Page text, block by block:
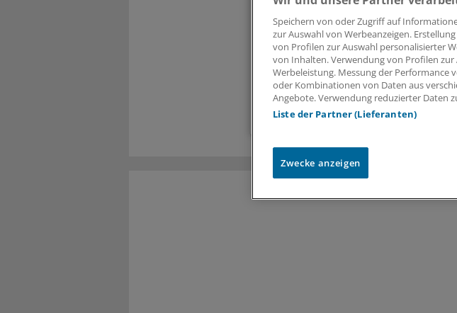
Ihre Vorteile des
MehrAnalysen, Hintergründe
ExklusiveInterviews und
Zugriff auf alle
Speichern von oder Zugriff auf
zur Auswahl von Werbeanzeigen.
von Profilen zur Auswahl personalisierter
von Inhalten. Verwendung von Profilen
Werbeleistung. Messung der Performance
oder Kombinationen von Daten aus
Angebote. Verwendung reduzierter Daten
Liste der Partner (Lieferanten)
Zwecke anzeigen